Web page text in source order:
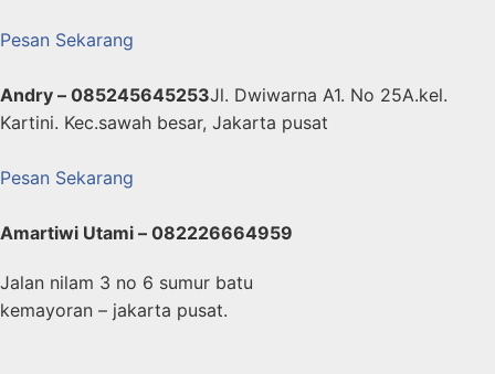
Pesan Sekarang
Andry – 085245645253Jl. Dwiwarna A1. No 25A.kel.
Kartini. Kec.sawah besar, Jakarta pusat
Pesan Sekarang
Amartiwi Utami – 082226664959
Jalan nilam 3 no 6 sumur batu
kemayoran – jakarta pusat.